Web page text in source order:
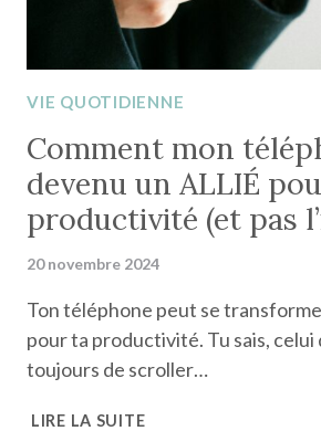
VIE QUOTIDIENNE
Comment mon
devenu un ALLIÉ
productivité (et pas
20 novembre 2024
Ton téléphone peut se
pour ta productivité. Tu sais, celui
toujours de scroller…
LIRE LA SUITECOMMENT